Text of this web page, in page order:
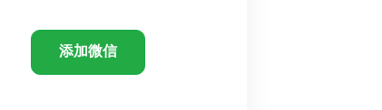
添加微信